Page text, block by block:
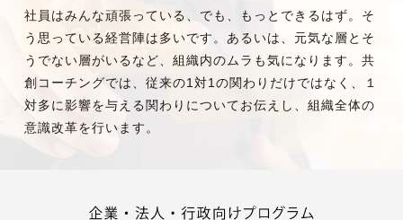
社員はみんな頑張っている、でも、もっとできるはず。そ
う思っている経営陣は多いです。あるいは、元気な層とそ
うでない層がいるなど、組織内のムラも気になります。共
創コーチングでは、従来の1対1の関わりだけではなく、１
対多に影響を与える関わりについてお伝えし、組織全体の
意識改革を行います。